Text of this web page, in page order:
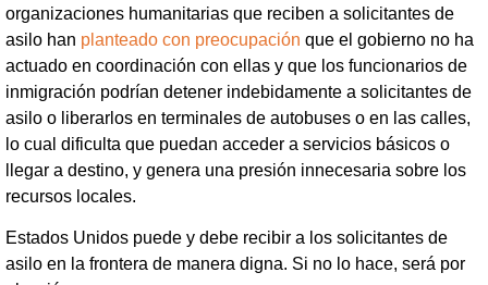
organizaciones humanitarias que reciben a solicitantes de
asilo han planteado con preocupación que el gobierno no ha
actuado en coordinación con ellas y que los funcionarios de
inmigración podrían detener indebidamente a solicitantes de
asilo o liberarlos en terminales de autobuses o en las calles,
lo cual dificulta que puedan acceder a servicios básicos o
llegar a destino, y genera una presión innecesaria sobre los
recursos locales.
Estados Unidos puede y debe recibir a los solicitantes de
asilo en la frontera de manera digna. Si no lo hace, será por